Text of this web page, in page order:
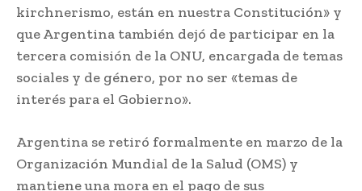
kirchnerismo, están en nuestra Constitución» y
que Argentina también dejó de participar en la
tercera comisión de la ONU, encargada de temas
sociales y de género, por no ser «temas de
interés para el Gobierno».
Argentina se retiró formalmente en marzo de la
Organización Mundial de la Salud (OMS) y
mantiene una mora en el pago de sus